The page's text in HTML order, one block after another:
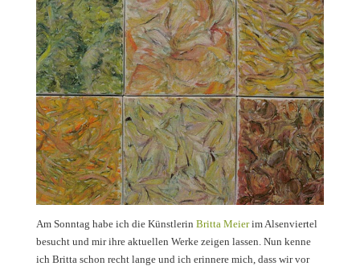
Am Sonntag habe ich die Künstlerin Britta Meierim Alsenviertel
besucht und mir ihre aktuellen Werke zeigen lassen. Nun kenne
ich Britta schon recht lange und ich erinnere mich, dass wir vor